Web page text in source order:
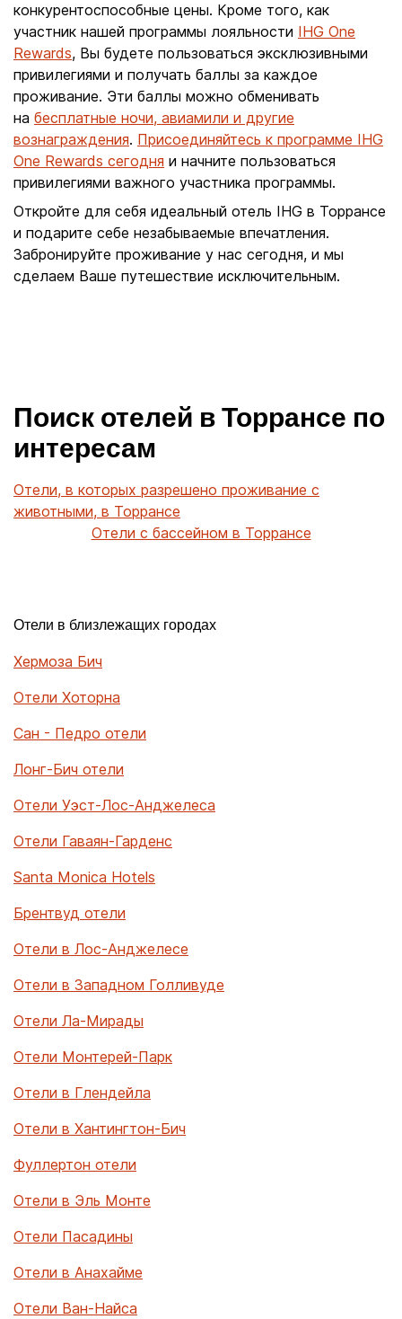
конкурентоспособные цены. Кроме того, как
участник нашей программы лояльности IHG One
Rewards, Вы будете пользоваться эксклюзивными
привилегиями и получать баллы за каждое
проживание. Эти баллы можно обменивать
на бесплатные ночи, авиамили и другие
вознаграждения. Присоединяйтесь к программе IHG
One Rewards сегодня и начните пользоваться
привилегиями важного участника программы.
Откройте для себя идеальный отель IHG в Торрансе
и подарите себе незабываемые впечатления.
Забронируйте проживание у нас сегодня, и мы
сделаем Ваше путешествие исключительным.
Поиск отелей в Торрансе по
интересам
Отели, в которых разрешено проживание с
животными, в Торрансе
Отели с бассейном в Торрансе
Отели в близлежащих городах
Хермоза Бич
Отели Хоторна
Сан - Педро отели
Лонг-Бич отели
Отели Уэст-Лос-Анджелеса
Отели Гаваян-Гарденс
Santa Monica Hotels
Брентвуд отели
Отели в Лос-Анджелесе
Отели в Западном Голливуде
Отели Ла-Мирады
Отели Монтерей-Парк
Отели в Глендейла
Отели в Хантингтон-Бич
Фуллертон отели
Отели в Эль Монте
Отели Пасадины
Отели в Анахайме
Отели Ван-Найса